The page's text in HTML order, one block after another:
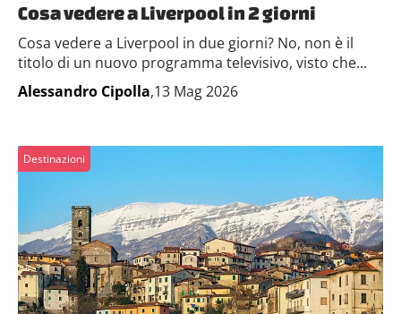
Cosa vedere a Liverpool in 2 giorni
Cosa vedere a Liverpool in due giorni? No, non è il
titolo di un nuovo programma televisivo, visto che...
Alessandro Cipolla,13 Mag 2026
Destinazioni